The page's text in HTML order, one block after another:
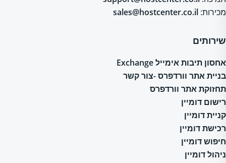
מכירות: sales@hostcenter.co.il
שירותים
אחסון תיבות אימייל Exchange
בניית אתר וורדפרס -צור קשר
תחזוקת אתר וורדפרס
רישום דומיין
קניית דומיין
רכישת דומיין
חיפוש דומיין
ניהול דומיין